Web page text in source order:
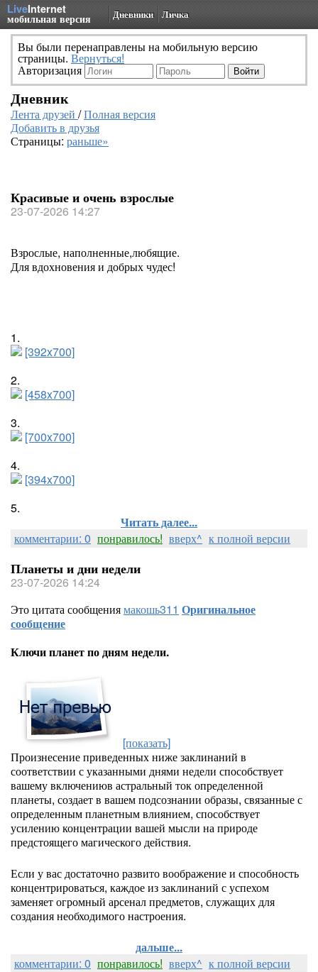
LiveInternet
мобильная версия Дневники Личка
Вы были перенаправлены на мобильную версию
страницы. Вернуться!
Авторизация
Дневник
Лента друзей /Полная версия
Добавить в друзья
Страницы: раньше»
Красивые и очень взрослые
23-07-2026 14:27
Взрослые, наполненные,любящие.
Для вдохновения и добрых чудес!
1.
[392x700]
2.
[458x700]
3.
[700x700]
4.
[394x700]
5.
Читать далее...
комментарии: 0 понравилось! вверх^ к полной версии
Планеты и дни недели
23-07-2026 14:24
Это цитата сообщениямакошь311 Оригинальное
сообщение
Ключи планет по дням недели.
[показать]
Произнесение приведенных ниже заклинаний в
соответствии с указанными днями недели способствует
вашему включениюв астральный ток определенной
планеты, создает в вашем подсознании образы, связанные с
определенным планетным влиянием, способствует
усилению концентрации вашей мысли на природе
предстоящего магического действия.
Если у вас достаточно развито воображение и способность
концентрироваться, каждое из заклинаний с успехом
заменяет огромный арсенал предметов, служащих для
создания необходимого настроения.
дальше...
комментарии: 0 понравилось! вверх^ к полной версии